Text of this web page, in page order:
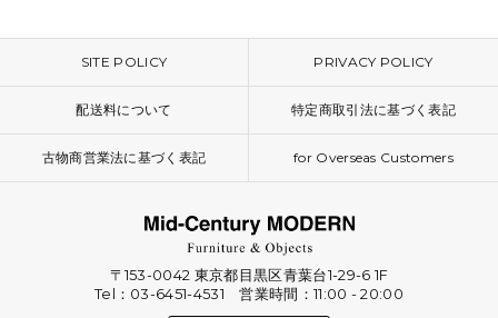
SITE POLICY PRIVACY POLICY
配送料について 特定商取引法に基づく表記
古物商営業法に基づく表記 for Overseas Customers
〒153-0042 東京都目黒区青葉台1-29-6 1F
Tel：03-6451-4531 営業時間：11:00 - 20:00